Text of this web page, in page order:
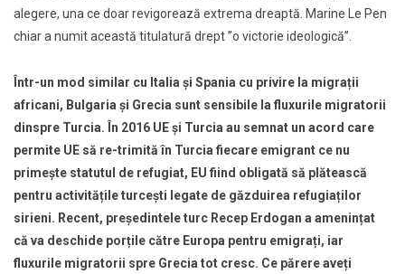
alegere, una ce doar revigorează extrema dreaptă. Marine Le Pen
chiar a numit această titulatură drept ”o victorie ideologică”.
Într-un mod similar cu Italia şi Spania cu privire la migrații
africani, Bulgaria şi Grecia sunt sensibile la fluxurile migratorii
dinspre Turcia. În 2016 UE şi Turcia au semnat un acord care
permite UE să re-trimită în Turcia fiecare emigrant ce nu
primește statutul de refugiat, EU fiind obligată să plătească
pentru activitățile turceşti legate de găzduirea refugiaților
sirieni. Recent, președintele turc Recep Erdogan a amenințat
că va deschide porțile către Europa pentru emigrați, iar
fluxurile migratorii spre Grecia tot cresc. Ce părere aveți